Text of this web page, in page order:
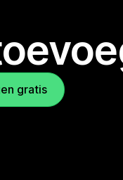
gratis